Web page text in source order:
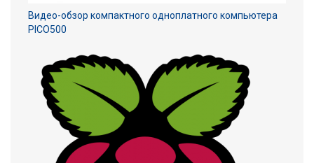
Видео-обзор компактного одноплатного компьютера
PICO500